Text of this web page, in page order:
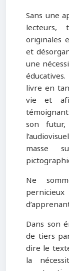
Sans une
lecteurs,
originales
et
une
livre en
vie et
son
masse
Ne
Dans son
de tiers
dire le
la